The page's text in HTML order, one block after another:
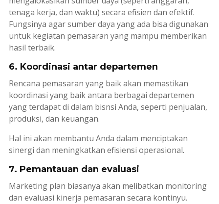
tenaga kerja, dan waktu) secara efisien dan efektif.
Fungsinya agar sumber daya yang ada bisa digunakan
untuk kegiatan pemasaran yang mampu memberikan
hasil terbaik.
6. Koordinasi antar departemen
Rencana pemasaran yang baik akan memastikan
koordinasi yang baik antara berbagai departemen
yang terdapat di dalam bisnsi Anda, seperti penjualan,
produksi, dan keuangan.
Hal ini akan membantu Anda dalam menciptakan
sinergi dan meningkatkan efisiensi operasional.
7. Pemantauan dan evaluasi
Marketing plan biasanya akan melibatkan monitoring
dan evaluasi kinerja pemasaran secara kontinyu.